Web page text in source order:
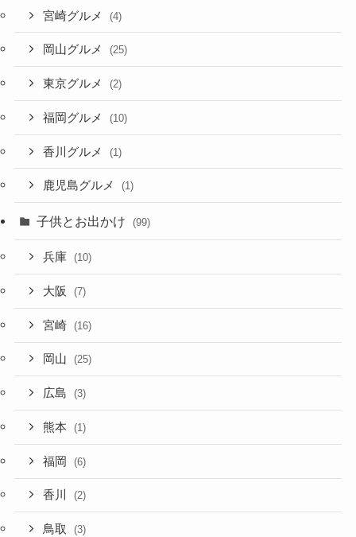
宮崎グルメ (4)
岡山グルメ (25)
東京グルメ (2)
福岡グルメ (10)
香川グルメ (1)
鹿児島グルメ (1)
子供とお出かけ (99)
兵庫 (10)
大阪 (7)
宮崎 (16)
岡山 (25)
広島 (3)
熊本 (1)
福岡 (6)
香川 (2)
鳥取 (3)